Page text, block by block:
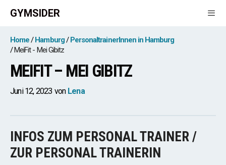
Zum
Inhalt
springen
GYMSIDER
Home Hamburg
PersonaltrainerInnen in Hamburg
MeiFit - Mei Gibitz
MEIFIT – MEI GIBITZ
Juni 12, 2023 von Lena
INFOS ZUM PERSONAL TRAINER /
ZUR PERSONAL TRAINERIN